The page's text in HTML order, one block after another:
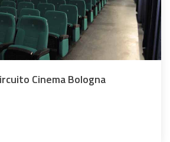
Cinema Bologna